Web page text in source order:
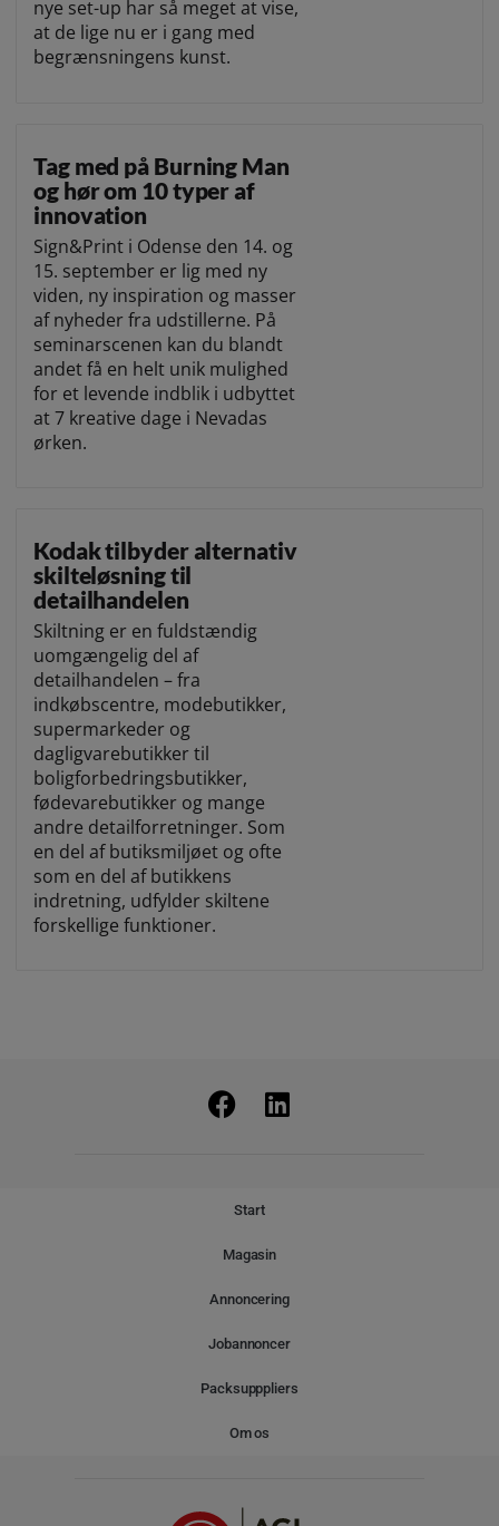
nye set-up har så meget at vise,
at de lige nu er i gang med
begrænsningens kunst.
Tag med på Burning Man
og hør om 10 typer af
innovation
Sign&Print i Odense den 14. og
15. september er lig med ny
viden, ny inspiration og masser
af nyheder fra udstillerne. På
seminarscenen kan du blandt
andet få en helt unik mulighed
for et levende indblik i udbyttet
at 7 kreative dage i Nevadas
ørken.
Kodak tilbyder alternativ
skilteløsning til
detailhandelen
Skiltning er en fuldstændig
uomgængelig del af
detailhandelen – fra
indkøbscentre, modebutikker,
supermarkeder og
dagligvarebutikker til
boligforbedringsbutikker,
fødevarebutikker og mange
andre detailforretninger. Som
en del af butiksmiljøet og ofte
som en del af butikkens
indretning, udfylder skiltene
forskellige funktioner.
Start
Magasin
Annoncering
Jobannoncer
Packsupppliers
Om os